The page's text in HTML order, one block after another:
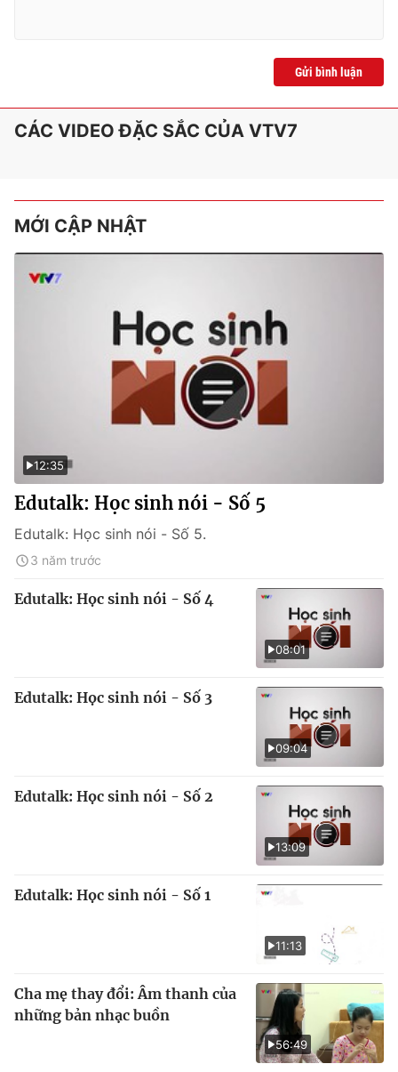
Gửi bình luận
CÁC VIDEO ĐẶC SẮC CỦA VTV7
MỚI CẬP NHẬT
12:35
Edutalk: Học sinh nói - Số 5
Edutalk: Học sinh nói - Số 5.
3 năm trước
08:01
Edutalk: Học sinh nói - Số 4
09:04
Edutalk: Học sinh nói - Số 3
13:09
Edutalk: Học sinh nói - Số 2
11:13
Edutalk: Học sinh nói - Số 1
56:49
Cha mẹ thay đổi: Âm thanh của
những bản nhạc buồn